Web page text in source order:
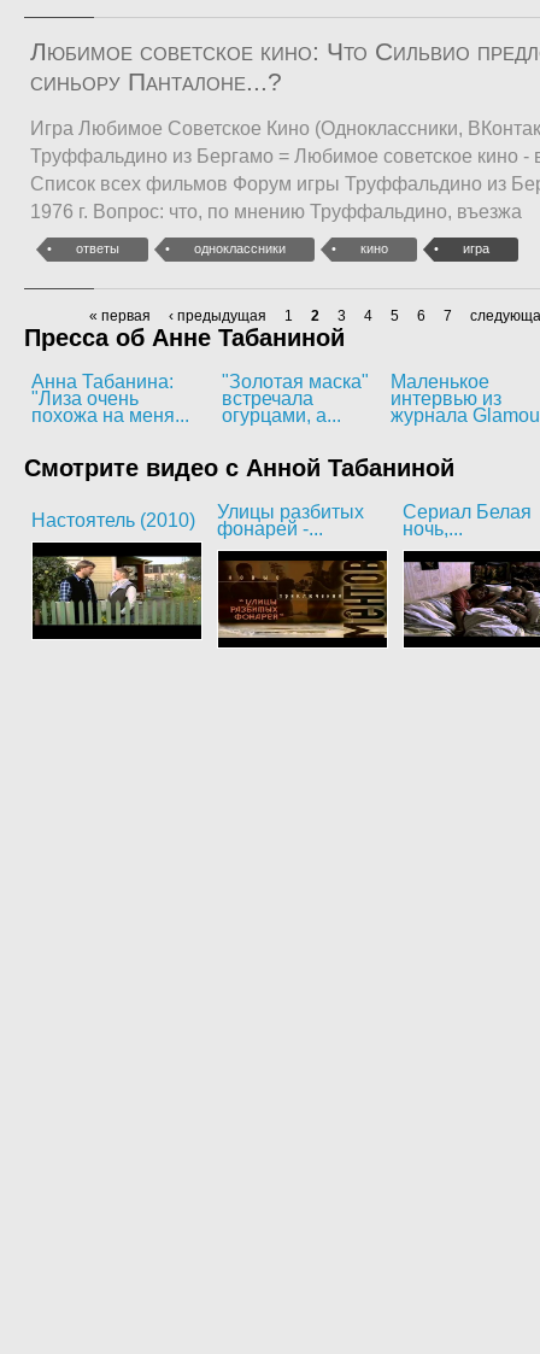
Любимое советское кино: Что Сильвио
синьору Панталоне...?
Игра Любимое Советское Кино (Одноклассники,
Труффальдино из Бергамо = Любимое советское кино -
Список всех фильмов Форум игры Труффальдино из
1976 г. Вопрос: что, по мнению Труффальдино, въезжа
ответы одноклассники кино игра
« первая ‹ предыдущая 1 2 3 4 5 6 7
Пресса об Анне Табаниной
Анна Табанина:
"Лиза очень
похожа на меня...
"Золотая маска"
встречала
огурцами, а...
Маленькое
интервью из
журнала
Смотрите видео с Анной Табаниной
Настоятель (2010)
Улицы разбитых
фонарей -...
Сериал Белая
ночь,...